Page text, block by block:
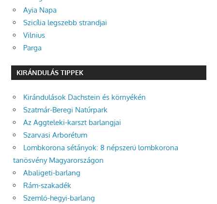
Ayia Napa
Szicília legszebb strandjai
Vilnius
Parga
KIRÁNDULÁS TIPPEK
Kirándulások Dachstein és környékén
Szatmár-Beregi Natúrpark
Az Aggteleki-karszt barlangjai
Szarvasi Arborétum
Lombkorona sétányok: 8 népszerű lombkorona
tanösvény Magyarországon
Abaligeti-barlang
Rám-szakadék
Szemlő-hegyi-barlang